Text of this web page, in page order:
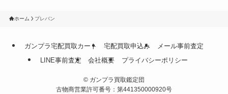
ホーム プレバン
ガンプラ宅配買取カート 宅配買取申込み
メール事前査定
LINE事前査定
会社概要 プライバシーポリシー
© ガンプラ買取鑑定団
古物商営業許可番号：第441350000920号